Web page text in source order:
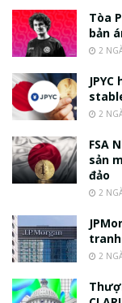
Tòa
bản
2
2
FSA
sản
đảo
2
2